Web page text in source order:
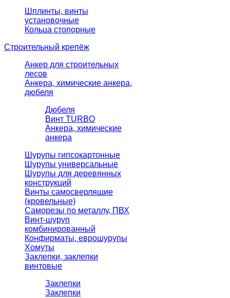
Шплинты, винты
установочные
Кольца стопорные
Строительный крепёж
Анкер для строительных
лесов
Анкера, химические анкера,
дюбеля
Дюбеля
Винт TURBO
Анкера, химические
анкера
Шурупы гипсокартонные
Шурупы универсальные
Шурупы для деревянных
конструкций
Винты самосверлящие
(кровельные)
Саморезы по металлу, ПВХ
Винт-шуруп
комбинированный
Конфирматы, еврошурупы
Хомуты
Заклепки, заклепки
винтовые
Заклепки
Заклепки